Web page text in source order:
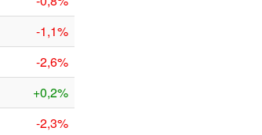
-1,1%
-2,6%
+0,2%
-2,3%